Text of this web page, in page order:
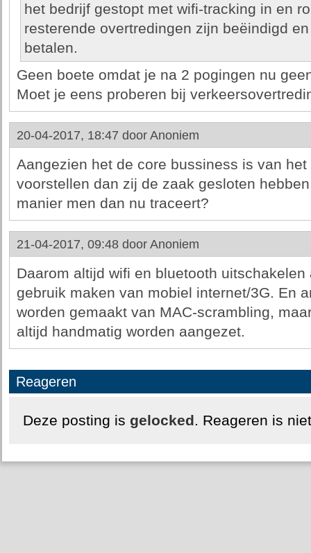
het bedrijf gestopt met wifi-tracking in en
resterende overtredingen zijn beëindigd
betalen.
Geen boete omdat je na 2 pogingen nu
Moet je eens proberen bij
20-04-2017, 18:47 door Anoniem
Aangezien het de core bussiness is van
voorstellen dan zij de zaak gesloten
manier men dan nu traceert?
21-04-2017, 09:48 door Anoniem
Daarom altijd wifi en bluetooth
gebruik maken van mobiel internet/3G. En
worden gemaakt van MAC-scrambling,
altijd handmatig worden aangezet.
Reageren
Deze posting is gelocked. Reageren is